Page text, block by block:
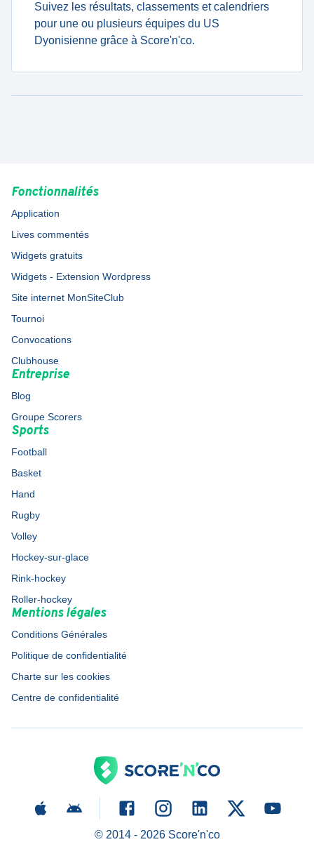
Suivez les résultats, classements et calendriers
pour une ou plusieurs équipes du US
Dyonisienne grâce à Score'n'co.
Fonctionnalités
Application
Lives commentés
Widgets gratuits
Widgets - Extension Wordpress
Site internet MonSiteClub
Tournoi
Convocations
Clubhouse
Entreprise
Blog
Groupe Scorers
Sports
Football
Basket
Hand
Rugby
Volley
Hockey-sur-glace
Rink-hockey
Roller-hockey
Mentions légales
Conditions Générales
Politique de confidentialité
Charte sur les cookies
Centre de confidentialité
© 2014 - 2026Score'n'co